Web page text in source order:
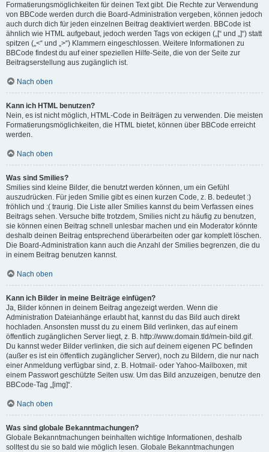
Formatierungsmöglichkeiten für deinen Text gibt. Die Rechte zur Verwendung
von BBCode werden durch die Board-Administration vergeben, können jedoch
auch durch dich für jeden einzelnen Beitrag deaktiviert werden. BBCode ist
ähnlich wie HTML aufgebaut, jedoch werden Tags von eckigen („[“ und „]“) statt
spitzen („<“ und „>“) Klammern eingeschlossen. Weitere Informationen zu
BBCode findest du auf einer speziellen Hilfe-Seite, die von der Seite zur
Beitragserstellung aus zugänglich ist.
Nach oben
Kann ich HTML benutzen?
Nein, es ist nicht möglich, HTML-Code in Beiträgen zu verwenden. Die meisten
Formatierungsmöglichkeiten, die HTML bietet, können über BBCode erreicht
werden.
Nach oben
Was sind Smilies?
Smilies sind kleine Bilder, die benutzt werden können, um ein Gefühl
auszudrücken. Für jeden Smilie gibt es einen kurzen Code, z. B. bedeutet :)
fröhlich und :( traurig. Die Liste aller Smilies kannst du beim Verfassen eines
Beitrags sehen. Versuche bitte trotzdem, Smilies nicht zu häufig zu benutzen,
sie können einen Beitrag schnell unlesbar machen und ein Moderator könnte
deshalb deinen Beitrag entsprechend überarbeiten oder gar komplett löschen.
Die Board-Administration kann auch die Anzahl der Smilies begrenzen, die du
in einem Beitrag benutzen kannst.
Nach oben
Kann ich Bilder in meine Beiträge einfügen?
Ja, Bilder können in deinem Beitrag angezeigt werden. Wenn die
Administration Dateianhänge erlaubt hat, kannst du das Bild auch direkt
hochladen. Ansonsten musst du zu einem Bild verlinken, das auf einem
öffentlich zugänglichen Server liegt, z. B. http://www.domain.tld/mein-bild.gif.
Du kannst weder Bilder verlinken, die sich auf deinem eigenen PC befinden
(außer es ist ein öffentlich zugänglicher Server), noch zu Bildern, die nur nach
einer Anmeldung verfügbar sind, z. B. Hotmail- oder Yahoo-Mailboxen, mit
einem Passwort geschützte Seiten usw. Um das Bild anzuzeigen, benutze den
BBCode-Tag „[img]“.
Nach oben
Was sind globale Bekanntmachungen?
Globale Bekanntmachungen beinhalten wichtige Informationen, deshalb
solltest du sie so bald wie möglich lesen. Globale Bekanntmachungen